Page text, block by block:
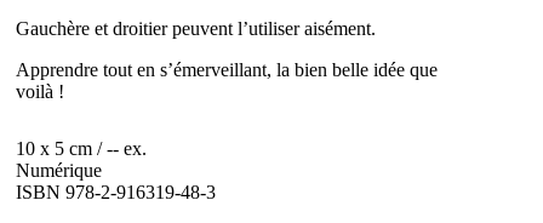
Gauchère et droitier peuvent l’utiliser aisément.
Apprendre tout en s’émerveillant, la bien belle idée que
voilà !
10 x 5 cm / -- ex.
Numérique
ISBN 978-2-916319-48-3